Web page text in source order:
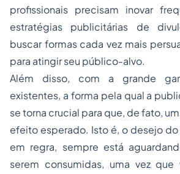
profissionais precisam inovar
estratégias publicitárias de
buscar formas cada vez mais
para atingir seu público-alvo.
Além disso, com a grande
existentes, a forma pela qual a
se torna crucial para que, de fato,
efeito esperado. Isto é, o desejo
em regra, sempre está
serem consumidas, uma vez que